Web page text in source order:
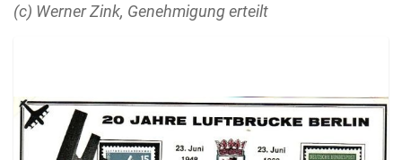
(c) Werner Zink, Genehmigung erteilt